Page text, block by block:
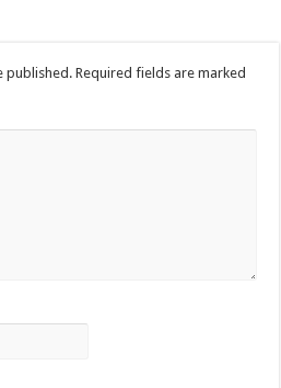
published. Required fields are marked